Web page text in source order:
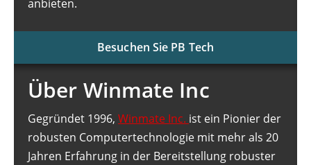
anbieten.
Besuchen Sie PB Tech
Über Winmate Inc
Gegründet 1996, Winmate Inc. ist ein Pionier der
robusten Computertechnologie mit mehr als 20
Jahren Erfahrung in der Bereitstellung robuster